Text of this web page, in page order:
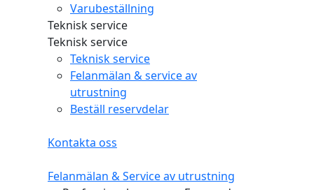
Varubeställning
Teknisk service
Teknisk service
Teknisk service
Felanmälan & service av
utrustning
Beställ reservdelar
Kontakta oss
Felanmälan & Service av utrustning